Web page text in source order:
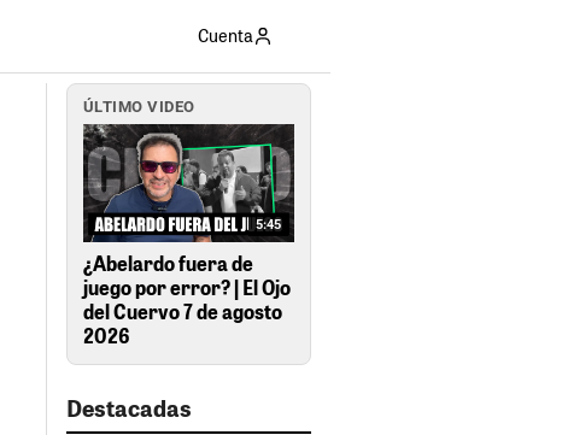
Cuenta
ÚLTIMO VIDEO
5:45
¿Abelardo fuera de
juego por error? | El Ojo
del Cuervo 7 de agosto
2026
Destacadas